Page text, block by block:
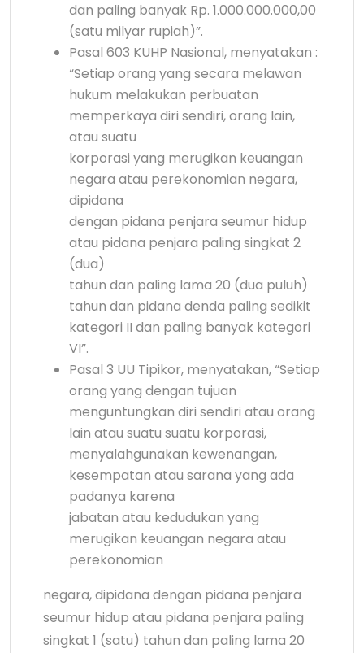
dan paling banyak Rp. 1.000.000.000,00
(satu milyar rupiah)”.
Pasal 603 KUHP Nasional, menyatakan :
“Setiap orang yang secara melawan
hukum melakukan perbuatan
memperkaya diri sendiri, orang lain,
atau suatu
korporasi yang merugikan keuangan
negara atau perekonomian negara,
dipidana
dengan pidana penjara seumur hidup
atau pidana penjara paling singkat 2
(dua)
tahun dan paling lama 20 (dua puluh)
tahun dan pidana denda paling sedikit
kategori II dan paling banyak kategori
VI”.
Pasal 3 UU Tipikor, menyatakan, “Setiap
orang yang dengan tujuan
menguntungkan diri sendiri atau orang
lain atau suatu suatu korporasi,
menyalahgunakan kewenangan,
kesempatan atau sarana yang ada
padanya karena
jabatan atau kedudukan yang
merugikan keuangan negara atau
perekonomian
negara, dipidana dengan pidana penjara
seumur hidup atau pidana penjara paling
singkat 1 (satu) tahun dan paling lama 20